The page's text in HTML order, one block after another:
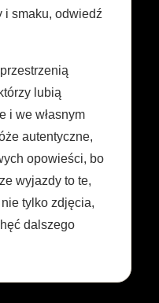
i smaku, odwiedź
lubią
i we własnym
autentyczne,
opowieści, bo
wyjazdy to te,
tylko zdjęcia,
dalszego